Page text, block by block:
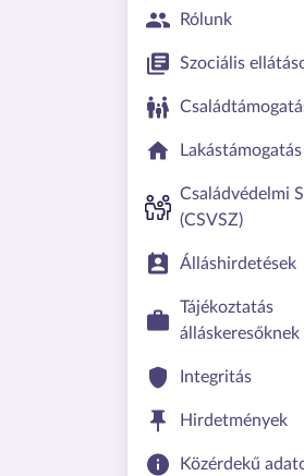
Rólunk
Szociális
Lakástámogatás
Családvédelmi
(CSVSZ)
Álláshirdetések
Tájékoztatás
álláskeresőknek
Integritás
Hirdetmények
Közérdekű